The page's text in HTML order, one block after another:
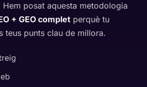
posat aquesta metodologia
+ GEO complet perquè tu
teus punts clau de millora.